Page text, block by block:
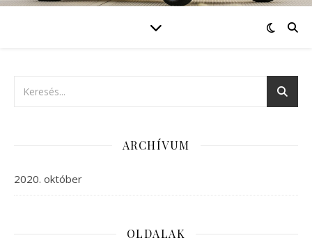
ARCHÍVUM
2020. október
OLDALAK